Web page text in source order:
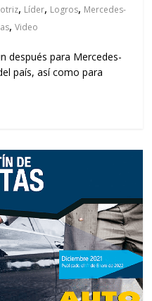
, Líder, Logros, Mercedes-
,Video
después para Mercedes-
país, así como para